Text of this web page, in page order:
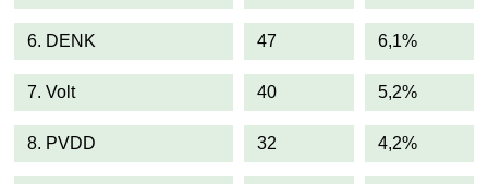
6. DENK 47 6,1%
7. Volt 40 5,2%
8. PVDD 32 4,2%